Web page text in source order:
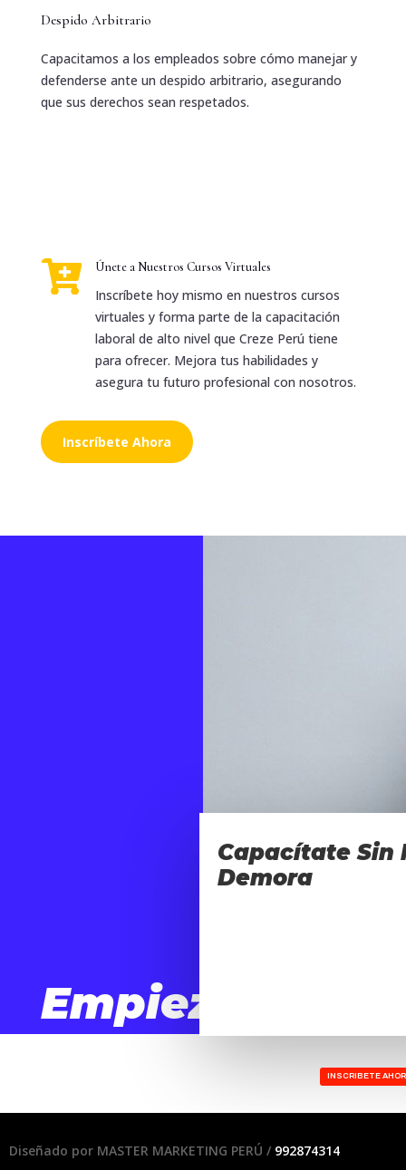
Despido Arbitrario
Capacitamos a los empleados sobre cómo manejar y
defenderse ante un despido arbitrario, asegurando
que sus derechos sean respetados.
 Únete a Nuestros Cursos Virtuales
Inscríbete hoy mismo en nuestros cursos
virtuales y forma parte de la capacitación
laboral de alto nivel que Creze Perú tiene
para ofrecer. Mejora tus habilidades y
asegura tu futuro profesional con nosotros.
Inscríbete Ahora
Empieza
Capacítate Sin
Demora
INSCRIBETE
Diseñado por MASTER MARKETING PERÚ / 992874314